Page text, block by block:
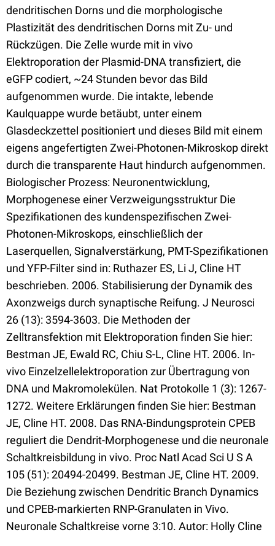
dendritischen Dorns und die morphologische
Plastizität des dendritischen Dorns mit Zu- und
Rückzügen. Die Zelle wurde mit in vivo
Elektroporation der Plasmid-DNA transfiziert, die
eGFP codiert, ~24 Stunden bevor das Bild
aufgenommen wurde. Die intakte, lebende
Kaulquappe wurde betäubt, unter einem
Glasdeckzettel positioniert und dieses Bild mit einem
eigens angefertigten Zwei-Photonen-Mikroskop direkt
durch die transparente Haut hindurch aufgenommen.
Biologischer Prozess: Neuronentwicklung,
Morphogenese einer Verzweigungsstruktur Die
Spezifikationen des kundenspezifischen Zwei-
Photonen-Mikroskops, einschließlich der
Laserquellen, Signalverstärkung, PMT-Spezifikationen
und YFP-Filter sind in: Ruthazer ES, Li J, Cline HT
beschrieben. 2006. Stabilisierung der Dynamik des
Axonzweigs durch synaptische Reifung. J Neurosci
26 (13): 3594-3603. Die Methoden der
Zelltransfektion mit Elektroporation finden Sie hier:
Bestman JE, Ewald RC, Chiu S-L, Cline HT. 2006. In-
vivo Einzelzellelektroporation zur Übertragung von
DNA und Makromolekülen. Nat Protokolle 1 (3): 1267-
1272. Weitere Erklärungen finden Sie hier: Bestman
JE, Cline HT. 2008. Das RNA-Bindungsprotein CPEB
reguliert die Dendrit-Morphogenese und die neuronale
Schaltkreisbildung in vivo. Proc Natl Acad Sci U S A
105 (51): 20494-20499. Bestman JE, Cline HT. 2009.
Die Beziehung zwischen Dendritic Branch Dynamics
und CPEB-markierten RNP-Granulaten in Vivo.
Neuronale Schaltkreise vorne 3:10. Autor: Holly Cline